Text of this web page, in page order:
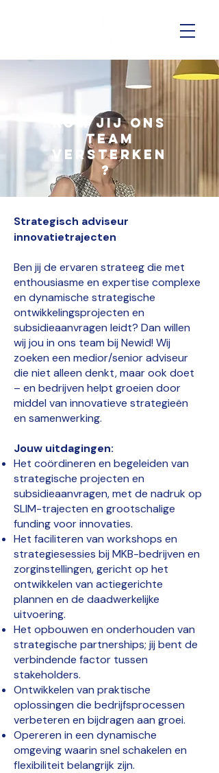
Kom jij ons
team
versterken
?
Strategisch adviseur
innovatietrajecten
Ben jij de ervaren strateeg die met
enthousiasme en expertise complexe
en dynamische strategische
ontwikkelingsprojecten en
subsidieaanvragen leidt? Dan willen
wij jou in ons team bij Newid! Wij
zoeken een medior/senior adviseur
die niet alleen denkt, maar ook doet
– en bedrijven helpt groeien door
middel van innovatieve strategieën
en samenwerking.
Jouw uitdagingen:
Het coördineren en begeleiden van
strategische projecten en
subsidieaanvragen, met de nadruk op
SLIM-trajecten en grootschalige
funding voor innovaties.
Het faciliteren van workshops en
strategiesessies bij MKB-bedrijven en
zorginstellingen, gericht op het
ontwikkelen van actiegerichte
plannen en de daadwerkelijke
uitvoering.
Het opbouwen en onderhouden van
strategische partnerships; jij bent de
verbindende factor tussen
stakeholders.
Ontwikkelen van praktische
oplossingen die bedrijfsprocessen
verbeteren en bijdragen aan groei.
Opereren in een dynamische
omgeving waarin snel schakelen en
flexibiliteit belangrijk zijn.